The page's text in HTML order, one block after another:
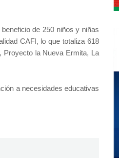
de 250 niños y niñas
CAFI, lo que totaliza 618
Proyecto la Nueva Ermita, La
a necesidades educativas